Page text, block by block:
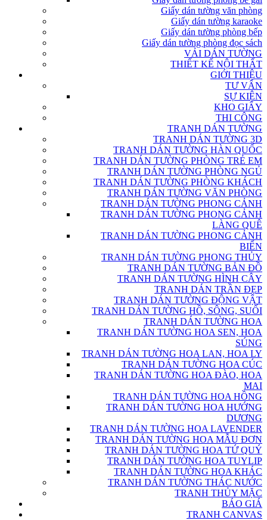
Giấy dán tường văn phòng
Giấy dán tường karaoke
Giấy dán tường phòng bếp
Giấy dán tường phòng đọc sách
VẢI DÁN TƯỜNG
THIẾT KẾ NỘI THẤT
GIỚI THIỆU
TƯ VẤN
SỰ KIỆN
KHO GIẤY
THI CÔNG
TRANH DÁN TƯỜNG
TRANH DÁN TƯỜNG 3D
TRANH DÁN TƯỜNG HÀN QUỐC
TRANH DÁN TƯỜNG PHÒNG TRẺ EM
TRANH DÁN TƯỜNG PHÒNG NGỦ
TRANH DÁN TƯỜNG PHÒNG KHÁCH
TRANH DÁN TƯỜNG VĂN PHÒNG
TRANH DÁN TƯỜNG PHONG CẢNH
TRANH DÁN TƯỜNG PHONG CẢNH
LÀNG QUÊ
TRANH DÁN TƯỜNG PHONG CẢNH
BIỂN
TRANH DÁN TƯỜNG PHONG THỦY
TRANH DÁN TƯỜNG BẢN ĐỒ
TRANH DÁN TƯỜNG HÌNH CÂY
TRANH DÁN TRẦN ĐẸP
TRANH DÁN TƯỜNG ĐỘNG VẬT
TRANH DÁN TƯỜNG HỒ, SÔNG, SUỐI
TRANH DÁN TƯỜNG HOA
TRANH DÁN TƯỜNG HOA SEN, HOA
SÚNG
TRANH DÁN TƯỜNG HOA LAN, HOA LY
TRANH DÁN TƯỜNG HOA CÚC
TRANH DÁN TƯỜNG HOA ĐÀO, HOA
MAI
TRANH DÁN TƯỜNG HOA HỒNG
TRANH DÁN TƯỜNG HOA HƯỚNG
DƯƠNG
TRANH DÁN TƯỜNG HOA LAVENDER
TRANH DÁN TƯỜNG HOA MẪU ĐƠN
TRANH DÁN TƯỜNG HOA TỨ QUÝ
TRANH DÁN TƯỜNG HOA TUYLIP
TRANH DÁN TƯỜNG HOA KHÁC
TRANH DÁN TƯỜNG THÁC NƯỚC
TRANH THỦY MẶC
BÁO GIÁ
TRANH CANVAS